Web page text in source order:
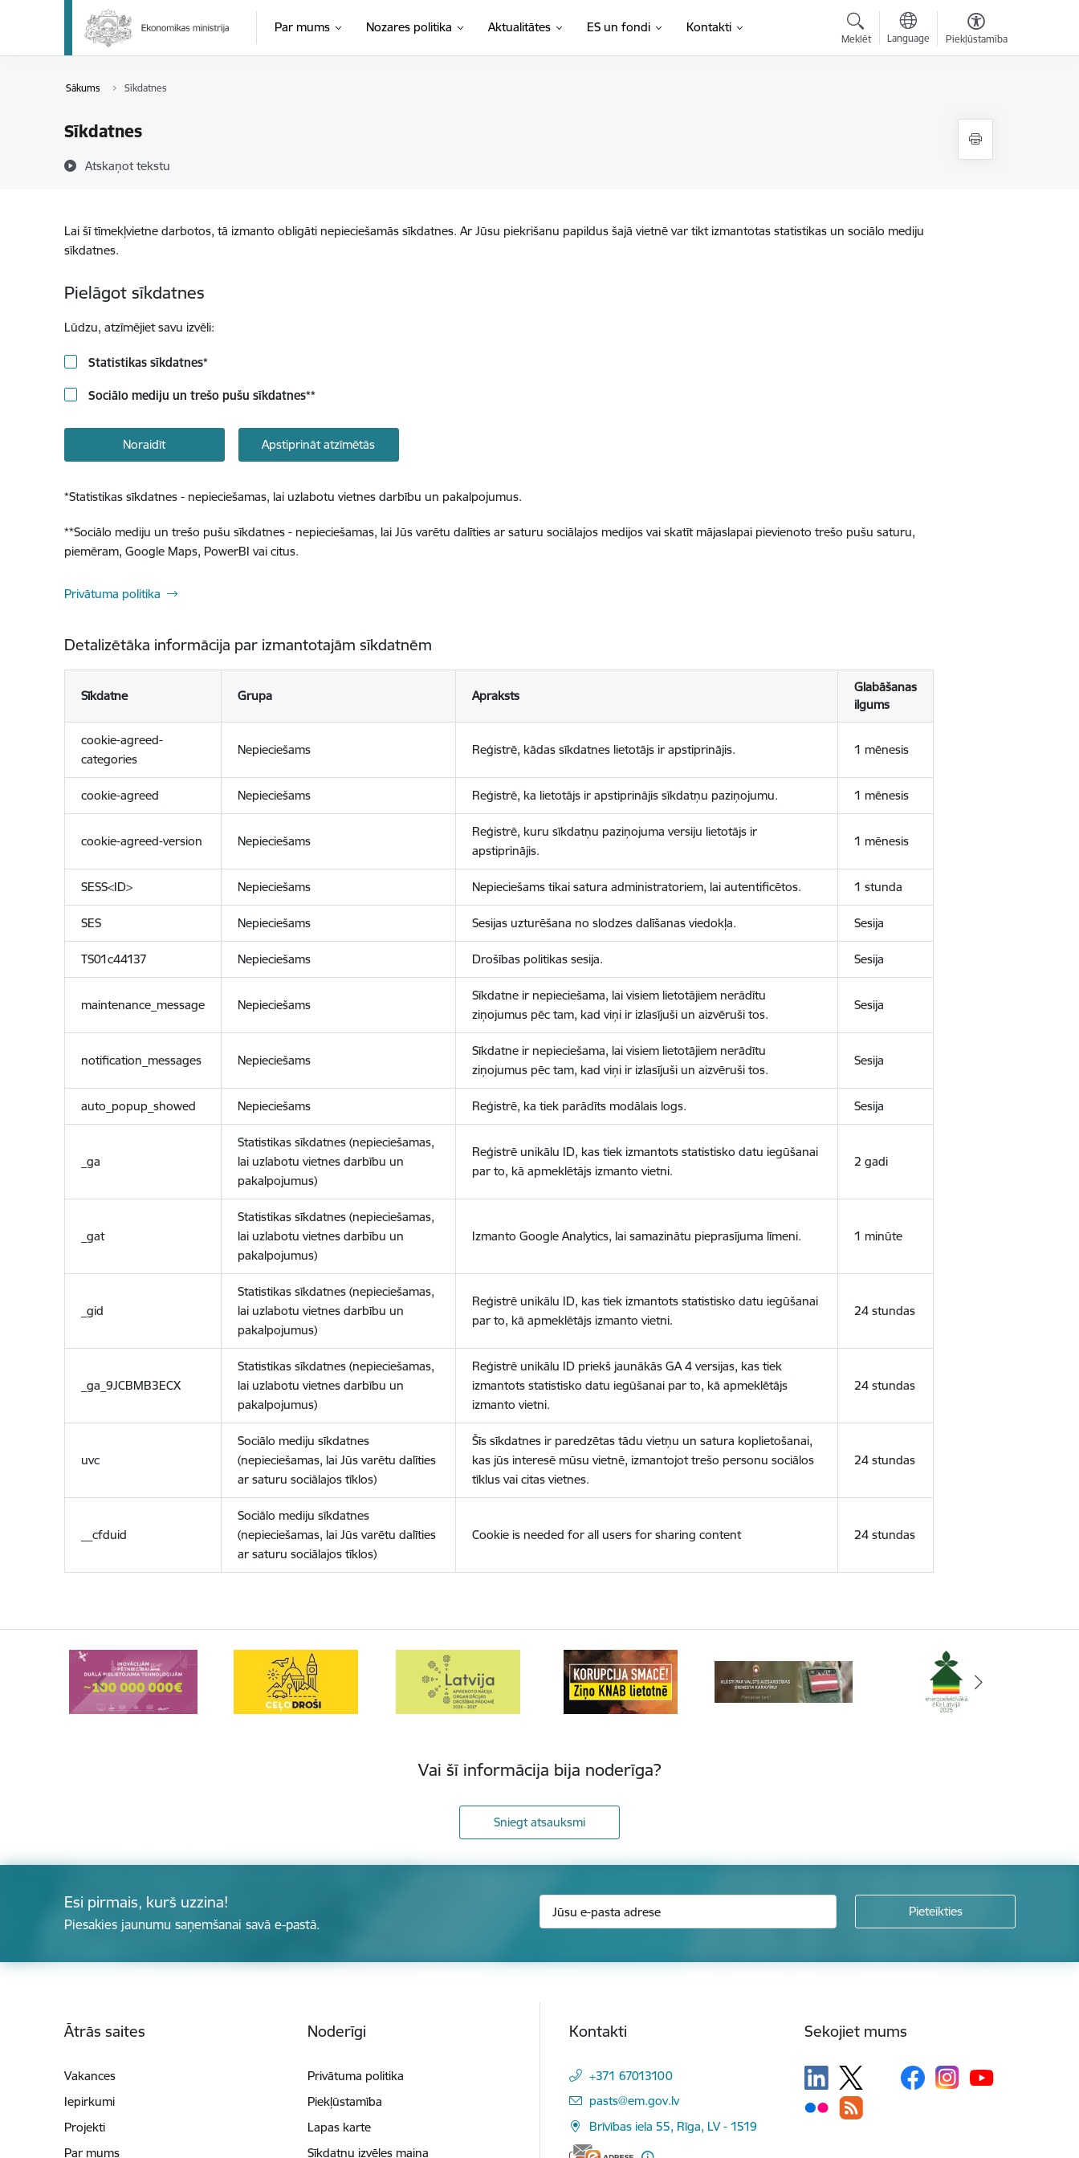
Pāriet uz lapas saturu
Par mums Nozares politika Aktualitātes ES un fondi Kontakti
Meklēt Language Piekļūstamība
Sākums Sīkdatnes
Sīkdatnes
Atskaņot tekstu
Lai šī tīmekļvietne darbotos, tā izmanto obligāti nepieciešamās sīkdatnes. Ar Jūsu piekrišanu papildus šajā vietnē var tikt izmantotas statistikas un sociālo mediju
sīkdatnes.
Pielāgot sīkdatnes
Lūdzu, atzīmējiet savu izvēli:
Statistikas sīkdatnes*
Sociālo mediju un trešo pušu sīkdatnes**
Noraidīt Apstiprināt atzīmētās
*Statistikas sīkdatnes - nepieciešamas, lai uzlabotu vietnes darbību un pakalpojumus.
**Sociālo mediju un trešo pušu sīkdatnes - nepieciešamas, lai Jūs varētu dalīties ar saturu sociālajos medijos vai skatīt mājaslapai pievienoto trešo pušu saturu,
piemēram, Google Maps, PowerBI vai citus.
Privātuma politika
Detalizētāka informācija par izmantotajām sīkdatnēm
Sīkdatne Grupa Apraksts
Glabāšanas
ilgums
cookie-agreed-
categories
Nepieciešams Reģistrē, kādas sīkdatnes lietotājs ir apstiprinājis. 1 mēnesis
cookie-agreed Nepieciešams Reģistrē, ka lietotājs ir apstiprinājis sīkdatņu paziņojumu. 1 mēnesis
cookie-agreed-version Nepieciešams
Reģistrē, kuru sīkdatņu paziņojuma versiju lietotājs ir
apstiprinājis.
1 mēnesis
SESS<ID> Nepieciešams Nepieciešams tikai satura administratoriem, lai autentificētos. 1 stunda
SES Nepieciešams Sesijas uzturēšana no slodzes dalīšanas viedokļa. Sesija
TS01c44137 Nepieciešams Drošības politikas sesija. Sesija
maintenance_message Nepieciešams
Sīkdatne ir nepieciešama, lai visiem lietotājiem nerādītu
ziņojumus pēc tam, kad viņi ir izlasījuši un aizvēruši tos.
Sesija
notification_messages Nepieciešams
Sīkdatne ir nepieciešama, lai visiem lietotājiem nerādītu
ziņojumus pēc tam, kad viņi ir izlasījuši un aizvēruši tos.
Sesija
auto_popup_showed Nepieciešams Reģistrē, ka tiek parādīts modālais logs. Sesija
_ga
Statistikas sīkdatnes (nepieciešamas,
lai uzlabotu vietnes darbību un
pakalpojumus)
Reģistrē unikālu ID, kas tiek izmantots statistisko datu iegūšanai
par to, kā apmeklētājs izmanto vietni.
2 gadi
_gat
Statistikas sīkdatnes (nepieciešamas,
lai uzlabotu vietnes darbību un
pakalpojumus)
Izmanto Google Analytics, lai samazinātu pieprasījuma līmeni. 1 minūte
_gid
Statistikas sīkdatnes (nepieciešamas,
lai uzlabotu vietnes darbību un
pakalpojumus)
Reģistrē unikālu ID, kas tiek izmantots statistisko datu iegūšanai
par to, kā apmeklētājs izmanto vietni.
24 stundas
_ga_9JCBMB3ECX
Statistikas sīkdatnes (nepieciešamas,
lai uzlabotu vietnes darbību un
pakalpojumus)
Reģistrē unikālu ID priekš jaunākās GA 4 versijas, kas tiek
izmantots statistisko datu iegūšanai par to, kā apmeklētājs
izmanto vietni.
24 stundas
uvc
Sociālo mediju sīkdatnes
(nepieciešamas, lai Jūs varētu dalīties
ar saturu sociālajos tīklos)
Šīs sīkdatnes ir paredzētas tādu vietņu un satura koplietošanai,
kas jūs interesē mūsu vietnē, izmantojot trešo personu sociālos
tīklus vai citas vietnes.
24 stundas
__cfduid
Sociālo mediju sīkdatnes
(nepieciešamas, lai Jūs varētu dalīties
ar saturu sociālajos tīklos)
Cookie is needed for all users for sharing content 24 stundas
Vai šī informācija bija noderīga?
Sniegt atsauksmi
Esi pirmais, kurš uzzina!
Piesakies jaunumu saņemšanai savā e-pastā.
Ātrās saites
Vakances
Iepirkumi
Projekti
Par mums
Noderīgi
Privātuma politika
Piekļūstamība
Lapas karte
Sīkdatņu izvēles maiņa
Kontakti
+371 67013100
E-pasts:
pasts@em.gov.lv
Brīvības iela 55, Rīga, LV - 1519
Sekojiet mums